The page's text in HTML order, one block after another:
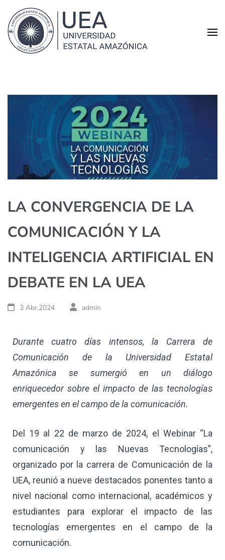
LA CONVERGENCIA DE LA
COMUNICACIÓN Y LA
INTELIGENCIA ARTIFICIAL EN
DEBATE EN LA UEA
3 Abr,2024 admin
Durante cuatro días intensos, la Carrera de
Comunicación de la Universidad Estatal
Amazónica se sumergió en un diálogo
enriquecedor sobre el impacto de las tecnologías
emergentes en el campo de la comunicación.
Del 19 al 22 de marzo de 2024, el Webinar “La
comunicación y las Nuevas Tecnologías”,
organizado por la carrera de Comunicación de la
UEA, reunió a nueve destacados ponentes tanto a
nivel nacional como internacional, académicos y
estudiantes para explorar el impacto de las
tecnologías emergentes en el campo de la
comunicación.